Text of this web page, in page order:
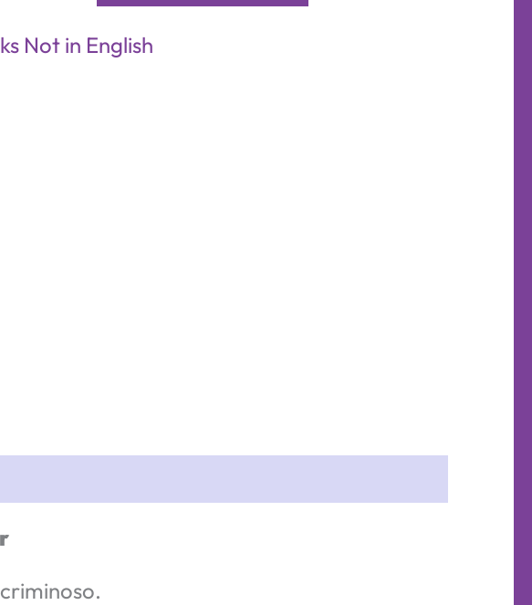
Not in English